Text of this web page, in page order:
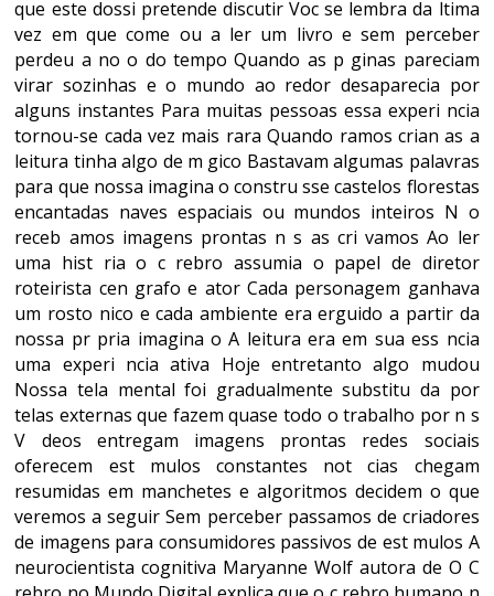
que este dossi pretende discutir Voc se lembra da ltima
vez em que come ou a ler um livro e sem perceber
perdeu a no o do tempo Quando as p ginas pareciam
virar sozinhas e o mundo ao redor desaparecia por
alguns instantes Para muitas pessoas essa experi ncia
tornou-se cada vez mais rara Quando ramos crian as a
leitura tinha algo de m gico Bastavam algumas palavras
para que nossa imagina o constru sse castelos florestas
encantadas naves espaciais ou mundos inteiros N o
receb amos imagens prontas n s as cri vamos Ao ler
uma hist ria o c rebro assumia o papel de diretor
roteirista cen grafo e ator Cada personagem ganhava
um rosto nico e cada ambiente era erguido a partir da
nossa pr pria imagina o A leitura era em sua ess ncia
uma experi ncia ativa Hoje entretanto algo mudou
Nossa tela mental foi gradualmente substitu da por
telas externas que fazem quase todo o trabalho por n s
V deos entregam imagens prontas redes sociais
oferecem est mulos constantes not cias chegam
resumidas em manchetes e algoritmos decidem o que
veremos a seguir Sem perceber passamos de criadores
de imagens para consumidores passivos de est mulos A
neurocientista cognitiva Maryanne Wolf autora de O C